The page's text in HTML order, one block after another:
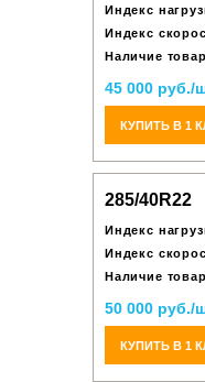
Индекс
Индекс
Наличие
45 000 руб./
КУПИТЬ В 1
285/40R22
Индекс
Индекс
Наличие
50 000 руб./
КУПИТЬ В 1